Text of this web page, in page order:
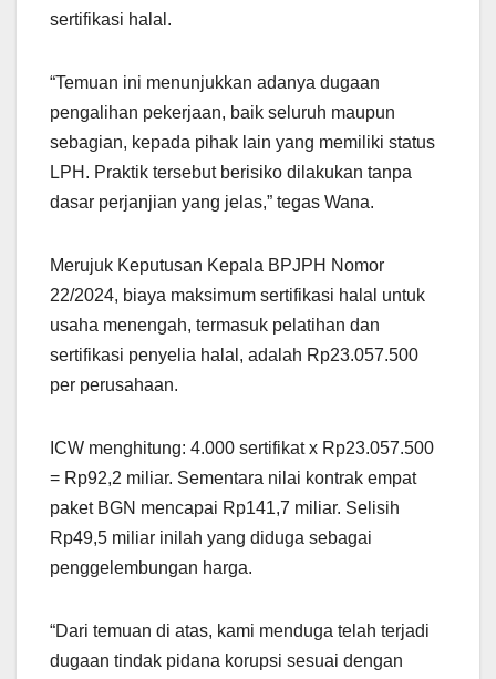
sertifikasi halal.
“Temuan ini menunjukkan adanya dugaan
pengalihan pekerjaan, baik seluruh maupun
sebagian, kepada pihak lain yang memiliki status
LPH. Praktik tersebut berisiko dilakukan tanpa
dasar perjanjian yang jelas,” tegas Wana.
Merujuk Keputusan Kepala BPJPH Nomor
22/2024, biaya maksimum sertifikasi halal untuk
usaha menengah, termasuk pelatihan dan
sertifikasi penyelia halal, adalah Rp23.057.500
per perusahaan.
ICW menghitung: 4.000 sertifikat x Rp23.057.500
= Rp92,2 miliar. Sementara nilai kontrak empat
paket BGN mencapai Rp141,7 miliar. Selisih
Rp49,5 miliar inilah yang diduga sebagai
penggelembungan harga.
“Dari temuan di atas, kami menduga telah terjadi
dugaan tindak pidana korupsi sesuai dengan